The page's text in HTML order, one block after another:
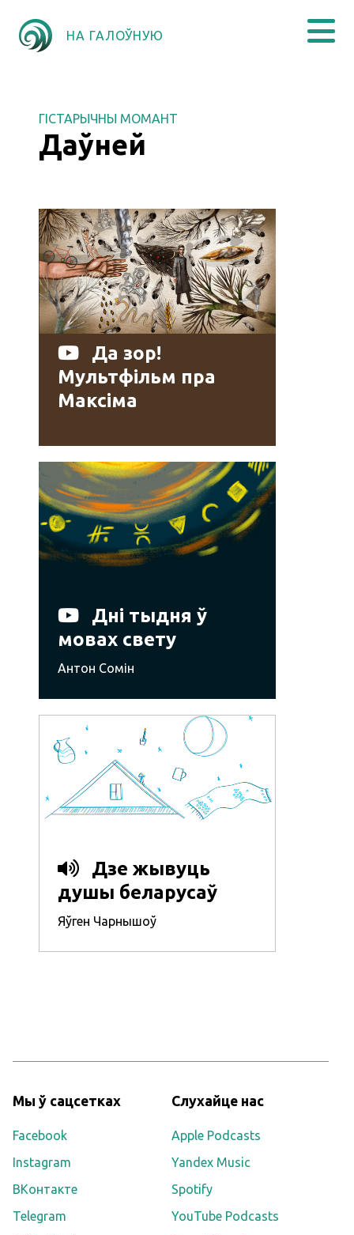
НА ГАЛОЎНУЮ
ГІСТАРЫЧНЫ МОМАНТ
Даўней
Да зор!
Мультфільм пра
Максіма
Дні тыдня ў
мовах свету
Антон Сомін
Дзе жывуць
душы беларусаў
Яўген Чарнышоў
Мы ў сацсетках
Facebook
Instagram
ВКонтакте
Telegram
Слухайце нас
Apple Podcasts
Yandex Music
Spotify
YouTube Podcasts